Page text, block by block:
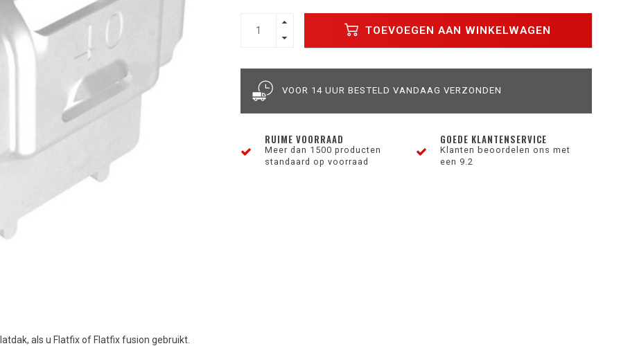
TOEVOEGEN AAN WINKELWAGEN
VOOR 14 UUR BESTELD VANDAAG VERZONDEN
RUIME VOORRAAD
Meer dan 1500 producten
standaard op voorraad
GOEDE KLANTENSERVICE
Klanten beoordelen ons met
een 9.2
als u Flatfix of Flatfix fusion gebruikt.